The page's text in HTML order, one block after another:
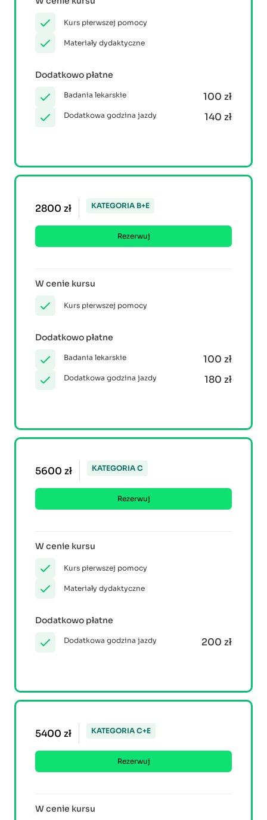
Kurs pierwszej pomocy
Materiały dydaktyczne
Dodatkowo płatne
Badania lekarskie 100 zł
Dodatkowa godzina jazdy 140 zł
2800 zł KATEGORIA B+E
Rezerwuj
W cenie kursu
Kurs pierwszej pomocy
Dodatkowo płatne
Badania lekarskie 100 zł
Dodatkowa godzina jazdy 180 zł
5600 zł KATEGORIA C
Rezerwuj
W cenie kursu
Kurs pierwszej pomocy
Materiały dydaktyczne
Dodatkowo płatne
Dodatkowa godzina jazdy 200 zł
5400 zł KATEGORIA C+E
Rezerwuj
W cenie kursu